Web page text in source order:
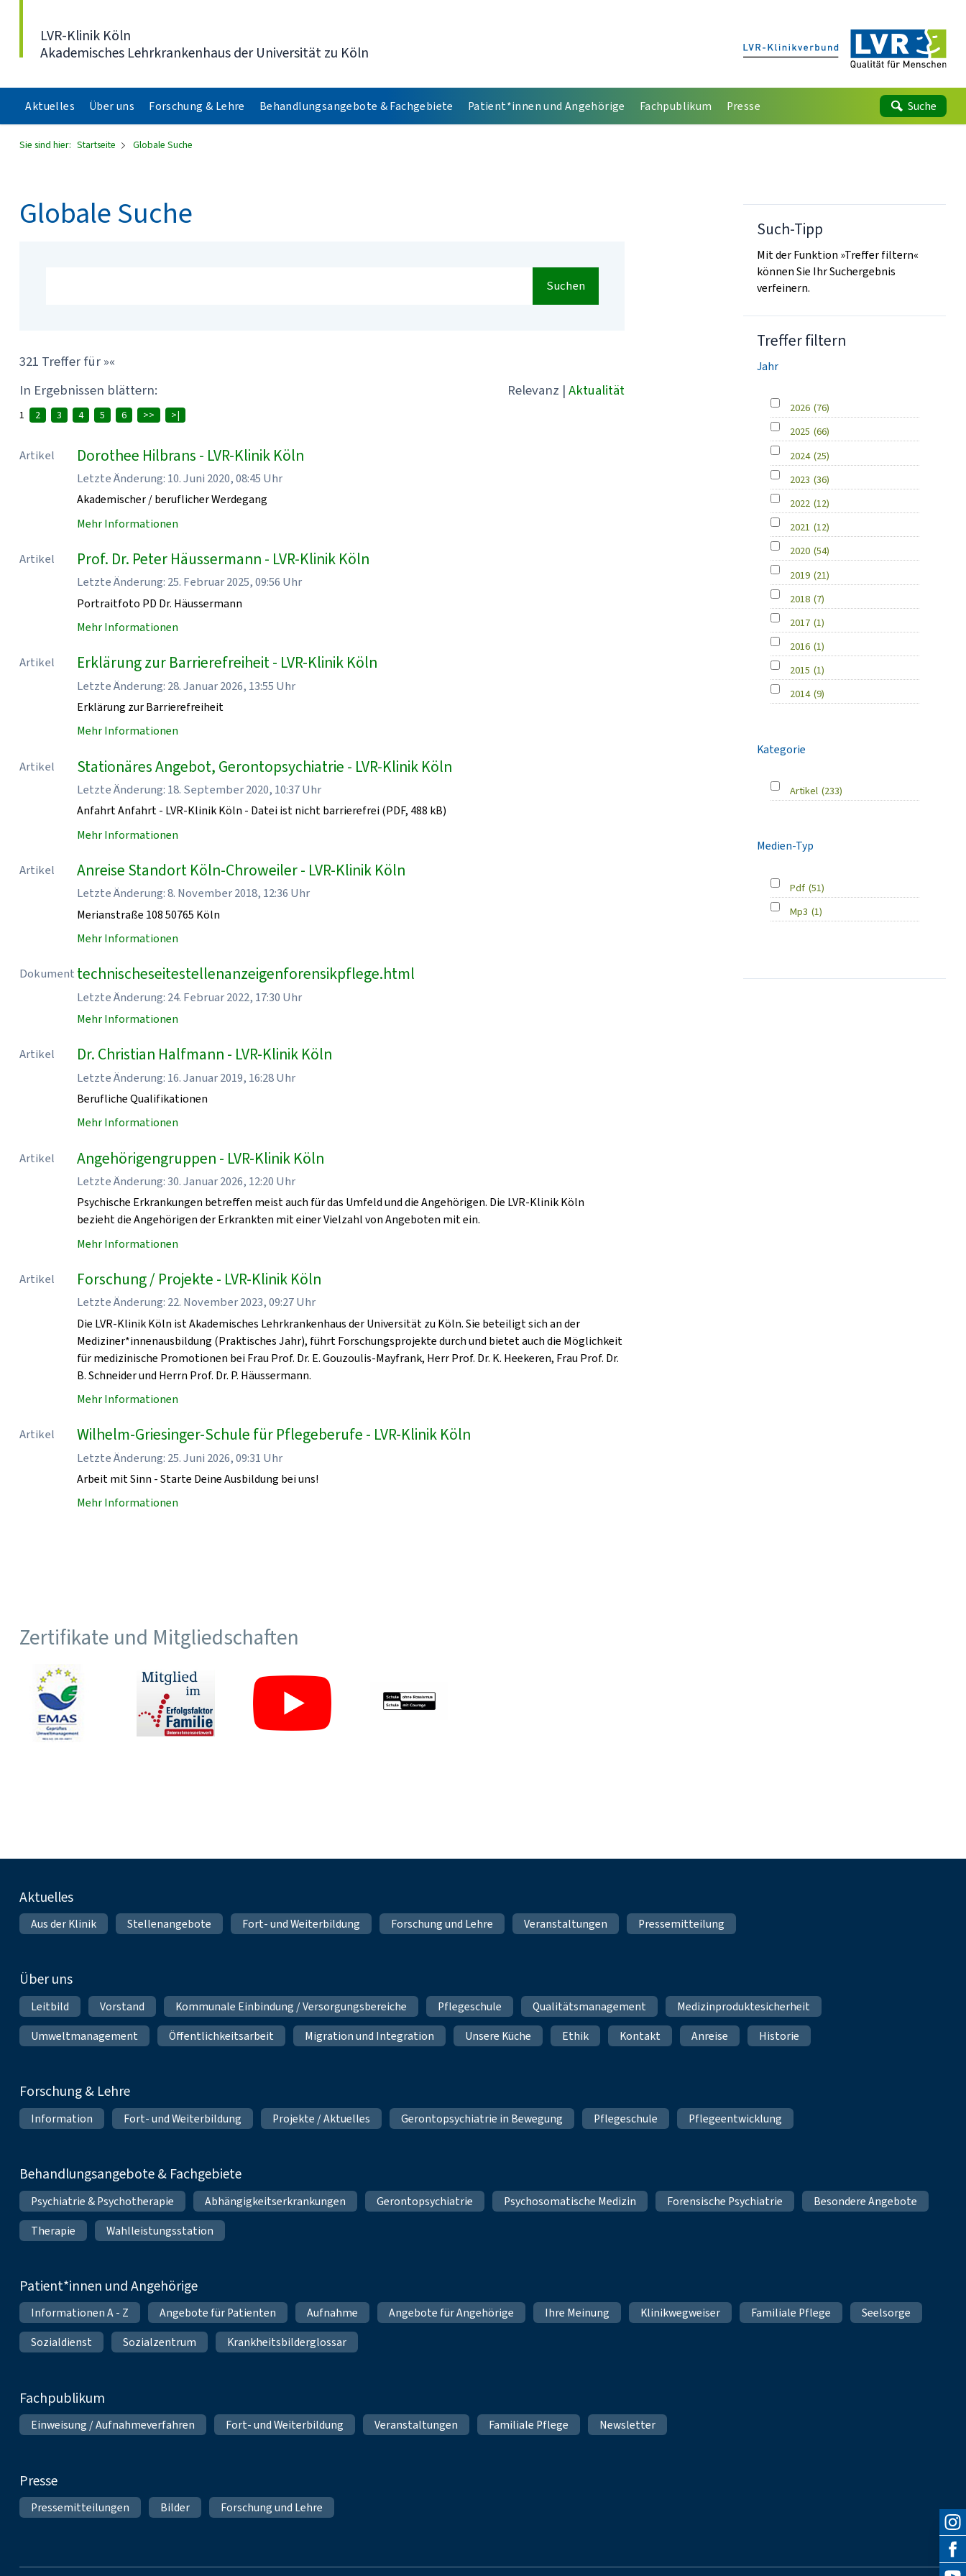
LVR-Klinik Köln
Akademisches Lehrkrankenhaus der Universität zu Köln
Aktuelles Über uns Forschung & Lehre Behandlungsangebote & Fachgebiete Patient*innen und Angehörige Fachpublikum Presse Suche
Sie sind hier: Startseite Globale Suche
Globale Suche
Suchen
321 Treffer für »«
In Ergebnissen blättern:
Relevanz | Aktualität
1 2 3 4 5 6 >> >|
Artikel Dorothee Hilbrans - LVR-Klinik Köln
Letzte Änderung: 10. Juni 2020, 08:45 Uhr
Akademischer / beruflicher Werdegang
Mehr Informationen
Artikel Prof. Dr. Peter Häussermann - LVR-Klinik Köln
Letzte Änderung: 25. Februar 2025, 09:56 Uhr
Portraitfoto PD Dr. Häussermann
Mehr Informationen
Artikel Erklärung zur Barrierefreiheit - LVR-Klinik Köln
Letzte Änderung: 28. Januar 2026, 13:55 Uhr
Erklärung zur Barrierefreiheit
Mehr Informationen
Artikel Stationäres Angebot, Gerontopsychiatrie - LVR-Klinik Köln
Letzte Änderung: 18. September 2020, 10:37 Uhr
Anfahrt Anfahrt - LVR-Klinik Köln - Datei ist nicht barrierefrei (PDF, 488 kB)
Mehr Informationen
Artikel Anreise Standort Köln-Chroweiler - LVR-Klinik Köln
Letzte Änderung: 8. November 2018, 12:36 Uhr
Merianstraße 108 50765 Köln
Mehr Informationen
Dokument technischeseitestellenanzeigenforensikpflege.html
Letzte Änderung: 24. Februar 2022, 17:30 Uhr
Mehr Informationen
Artikel Dr. Christian Halfmann - LVR-Klinik Köln
Letzte Änderung: 16. Januar 2019, 16:28 Uhr
Berufliche Qualifikationen
Mehr Informationen
Artikel Angehörigengruppen - LVR-Klinik Köln
Letzte Änderung: 30. Januar 2026, 12:20 Uhr
Psychische Erkrankungen betreffen meist auch für das Umfeld und die Angehörigen. Die LVR-Klinik Köln
bezieht die Angehörigen der Erkrankten mit einer Vielzahl von Angeboten mit ein.
Mehr Informationen
Artikel Forschung / Projekte - LVR-Klinik Köln
Letzte Änderung: 22. November 2023, 09:27 Uhr
Die LVR-Klinik Köln ist Akademisches Lehrkrankenhaus der Universität zu Köln. Sie beteiligt sich an der
Mediziner*innenausbildung (Praktisches Jahr), führt Forschungsprojekte durch und bietet auch die Möglichkeit
für medizinische Promotionen bei Frau Prof. Dr. E. Gouzoulis-Mayfrank, Herr Prof. Dr. K. Heekeren, Frau Prof. Dr.
B. Schneider und Herrn Prof. Dr. P. Häussermann.
Mehr Informationen
Artikel Wilhelm-Griesinger-Schule für Pflegeberufe - LVR-Klinik Köln
Letzte Änderung: 25. Juni 2026, 09:31 Uhr
Arbeit mit Sinn - Starte Deine Ausbildung bei uns!
Mehr Informationen
Such-Tipp
Mit der Funktion »Treffer filtern«
können Sie Ihr Suchergebnis
verfeinern.
Treffer filtern
Jahr
2026 (76)
2025 (66)
2024 (25)
2023 (36)
2022 (12)
2021 (12)
2020 (54)
2019 (21)
2018 (7)
2017 (1)
2016 (1)
2015 (1)
2014 (9)
Kategorie
Artikel (233)
Medien-Typ
Pdf (51)
Mp3 (1)
Zertifikate und Mitgliedschaften
Fußnavigation
Aktuelles
Aus der Klinik Stellenangebote Fort- und Weiterbildung Forschung und Lehre Veranstaltungen Pressemitteilung
Über uns
Leitbild Vorstand Kommunale Einbindung / Versorgungsbereiche Pflegeschule Qualitätsmanagement
Medizinproduktesicherheit
Umweltmanagement
Öffentlichkeitsarbeit Migration und Integration Unsere Küche Ethik Kontakt Anreise Historie
Forschung & Lehre
Information Fort- und Weiterbildung Projekte / Aktuelles Gerontopsychiatrie in Bewegung Pflegeschule Pflegeentwicklung
Behandlungsangebote & Fachgebiete
Psychiatrie & Psychotherapie Abhängigkeitserkrankungen Gerontopsychiatrie Psychosomatische Medizin Forensische Psychiatrie
Besondere Angebote
Therapie
Wahlleistungsstation
Patient*innen und Angehörige
Informationen A - Z Angebote für Patienten Aufnahme Angebote für Angehörige Ihre Meinung Klinikwegweiser Familiale Pflege
Seelsorge
Sozialdienst
Sozialzentrum Krankheitsbilderglossar
Fachpublikum
Einweisung / Aufnahmeverfahren Fort- und Weiterbildung Veranstaltungen Familiale Pflege Newsletter
Presse
Pressemitteilungen Bilder Forschung und Lehre